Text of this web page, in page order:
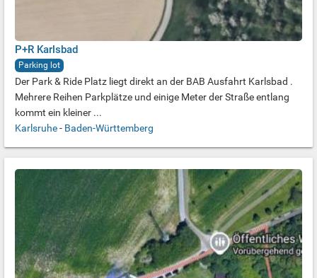
P+R Karlsbad
Parking lot
Der Park & Ride Platz liegt direkt an der BAB Ausfahrt Karlsbad .
Mehrere Reihen Parkplätze und einige Meter der Straße entlang
kommt ein kleiner ...
Karlsruhe- Baden-Württemberg